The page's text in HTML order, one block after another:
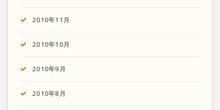
2010年11月
2010年10月
2010年9月
2010年8月